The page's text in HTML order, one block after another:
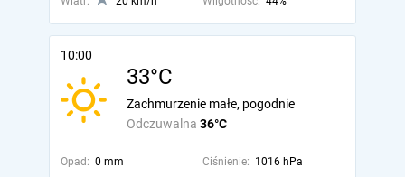
10:00
33°C
Odczuwalna 36°C
Zachmurzenie małe, pogodnie
Opad: 0 mm Ciśnienie: 1016 hPa